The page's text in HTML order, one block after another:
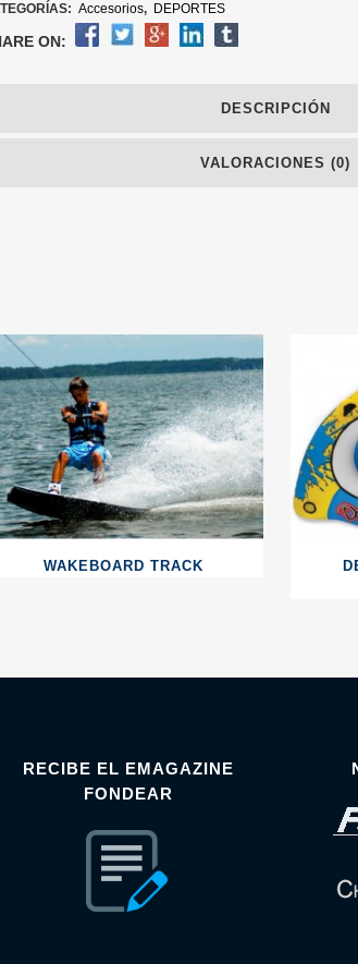
Accesorios, DEPORTES
ON:
DESCRIPCIÓN
VALORACIONES (0)
WAKEBOARD TRACK
RECIBE EL EMAGAZINE
FONDEAR